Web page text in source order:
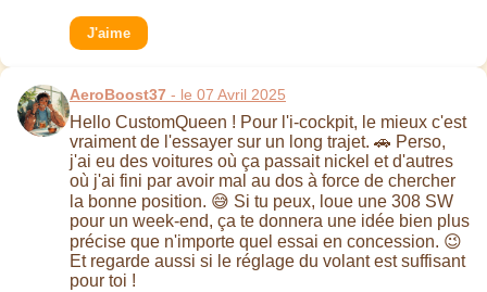
J'aime
AeroBoost37 - le 07 Avril 2025
Hello CustomQueen ! Pour l'i-cockpit, le mieux c'est
vraiment de l'essayer sur un long trajet. 🚗 Perso,
j'ai eu des voitures où ça passait nickel et d'autres
où j'ai fini par avoir mal au dos à force de chercher
la bonne position. 😅 Si tu peux, loue une 308 SW
pour un week-end, ça te donnera une idée bien plus
précise que n'importe quel essai en concession. 😉
Et regarde aussi si le réglage du volant est suffisant
pour toi !